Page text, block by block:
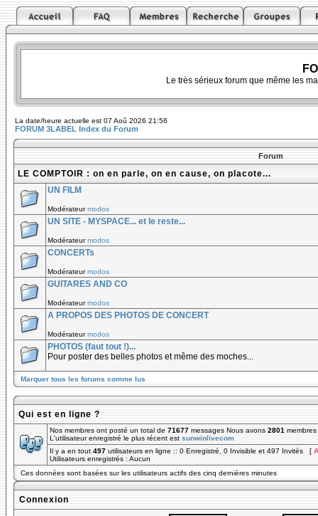
Le très sérieux forum que même les
La date/heure actuelle est 07 Aoû 2026 21:56
FORUM 3LABEL Index du Forum
Forum
LE COMPTOIR : on en parle, on en cause, on placote...
UN FILM
Modérateurmodos
UN SITE - MYSPACE... et le reste...
Modérateurmodos
CONCERTs
Modérateurmodos
GUITARES AND CO
Modérateurmodos
A PROPOS DES PHOTOS DE CONCERT
Modérateurmodos
PHOTOS (faut tout !)...
Pour poster des belles photos et même des moches...
Marquer tous les forums comme lus
Qui est en ligne ?
Nos membres ont posté un total de 71677 messages Nous avons 2801
L'utilisateur enregistré le plus récent est sunwinlivecom
Il y a en tout 497 utilisateurs en ligne :: 0 Enregistré, 0 Invisible et 497 Invités [
Utilisateurs enregistrés : Aucun
Ces données sont basées sur les utilisateurs actifs des cinq dernières minutes
Connexion